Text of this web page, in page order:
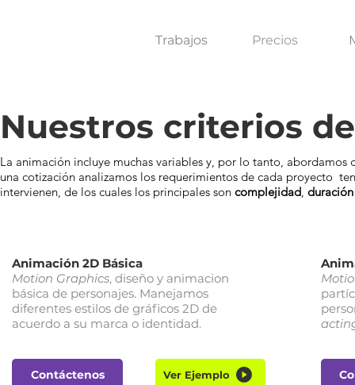
Trabajos Precios
Ver Ejemplo
Contáctenos
Animación 2D Básica
Motion Graphics, diseño y animacion
básica de personajes. Manejamos
diferentes estilos de gráficos 2D de
acuerdo a su marca o identidad.
La animación incluye muchas variables y, por lo tanto,
una cotización analizamos los requerimientos de cada proyecto
intervienen, de los cuales los principales soncomplejidad ,
Nuestros criterios